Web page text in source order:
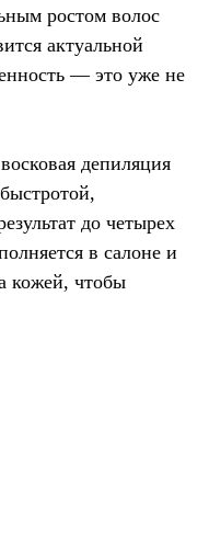
ростом волос
актуальной
— это уже не
депиляция
до четырех
в салоне и
кожей, чтобы